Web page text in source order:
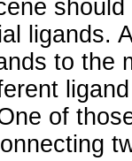
ligands.
to the
of